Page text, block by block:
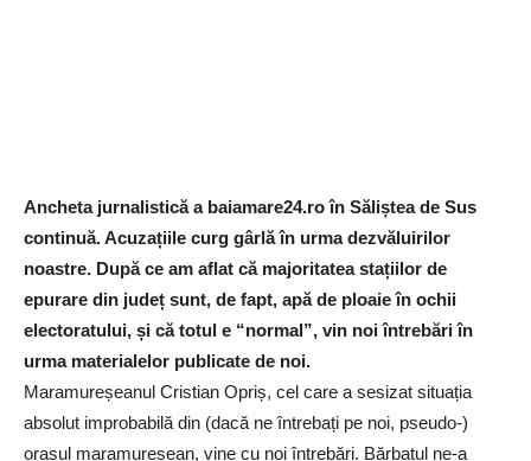
Ancheta jurnalistică a baiamare24.ro în Săliștea de Sus
continuă. Acuzațiile curg gârlă în urma dezvăluirilor
noastre. După ce am aflat că majoritatea stațiilor de
epurare din județ sunt, de fapt, apă de ploaie în ochii
electoratului, și că totul e “normal”, vin noi întrebări în
urma materialelor publicate de noi.
Maramureșeanul Cristian Opriș, cel care a sesizat situația
absolut improbabilă din (dacă ne întrebați pe noi, pseudo-)
orașul maramureșean, vine cu noi întrebări. Bărbatul ne-a